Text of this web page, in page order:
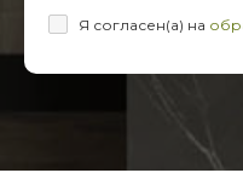
Я согласен(а) на